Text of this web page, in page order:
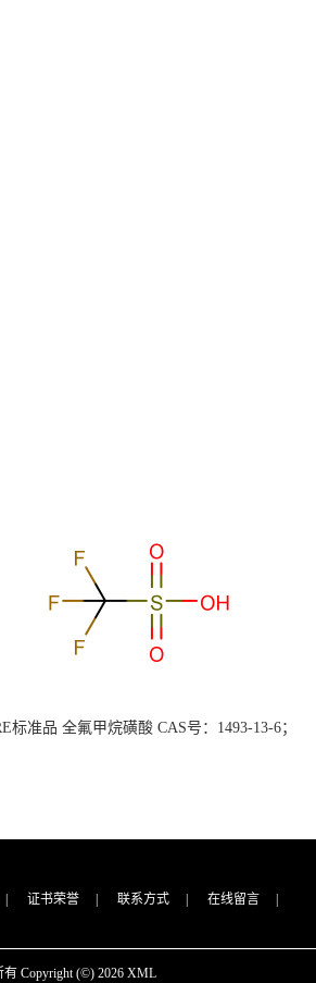
标准品 全氟甲烷磺酸 CAS号：1493-13-6；
| 证书荣誉 | 联系方式 | 在线留言 |
有 Copyright (©) 2026 XML